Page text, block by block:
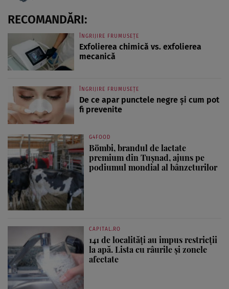
RECOMANDĂRI:
ÎNGRIJIRE FRUMUSEȚE
Exfolierea chimică vs. exfolierea
mecanică
ÎNGRIJIRE FRUMUSEȚE
De ce apar punctele negre și cum pot
fi prevenite
G4FOOD
Bömbi, brandul de lactate
premium din Tușnad, ajuns pe
podiumul mondial al bânzeturilor
CAPITAL.RO
141 de localități au impus restricții
la apă. Lista cu râurile și zonele
afectate